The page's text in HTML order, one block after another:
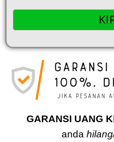
GARANSI UANG
anda